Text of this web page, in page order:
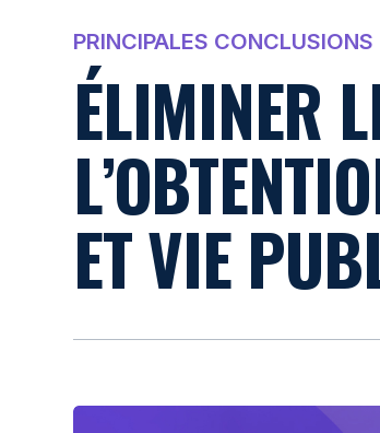
PRINCIPALES CONCLUSIONS
ÉLIMINER
ET VIE